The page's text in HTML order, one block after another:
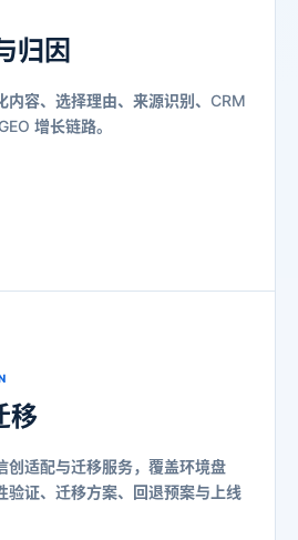
归因
内容、选择理由、来源识别、CRM
增长链路。
移
创适配与迁移服务，覆盖环境盘
验证、迁移方案、回退预案与上线